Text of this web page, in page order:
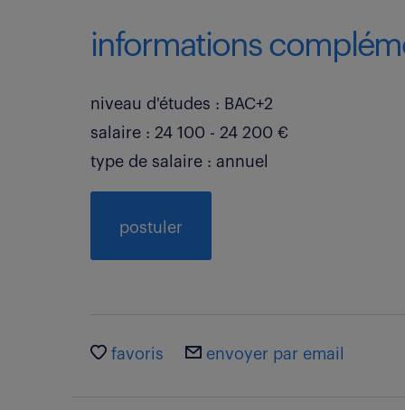
informations
niveau d'études : BAC+2
salaire : 24 100 - 24 200 €
type de salaire : annuel
postuler
favoris envoyer par email